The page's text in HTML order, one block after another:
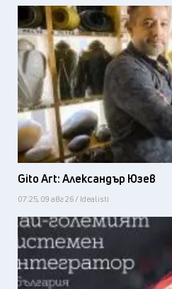
Gito Art: Александър Юзев
07:25, 09 авг 26 / Idealisti